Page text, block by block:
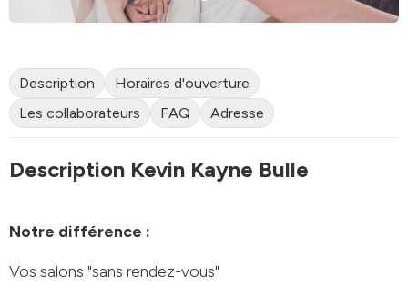
Description
Horaires d'ouverture
Les collaborateurs
FAQ Adresse
Description Kevin Kayne Bulle
Notre différence :
Vos salons "sans rendez-vous"